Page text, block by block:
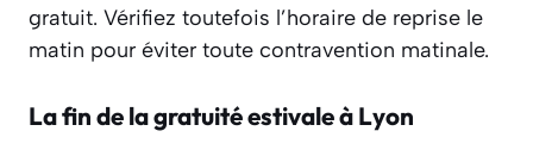
gratuit. Vérifiez toutefois l’horaire de reprise le
matin pour éviter toute contravention matinale.
La fin de la gratuité estivale à Lyon